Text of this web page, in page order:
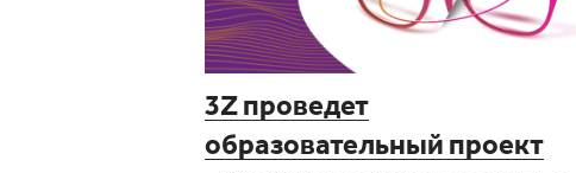
3Z проведет
образовательный проект